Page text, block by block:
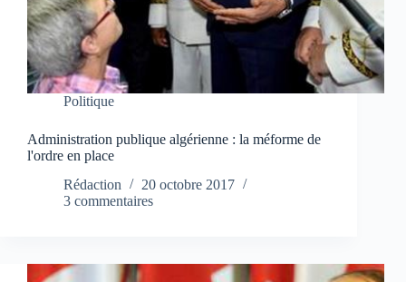
Politique
Administration publique algérienne : la méforme de
l'ordre en place
Rédaction
20 octobre 2017
3 commentaires